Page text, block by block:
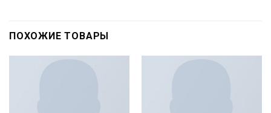
ПОХОЖИЕ ТОВАРЫ